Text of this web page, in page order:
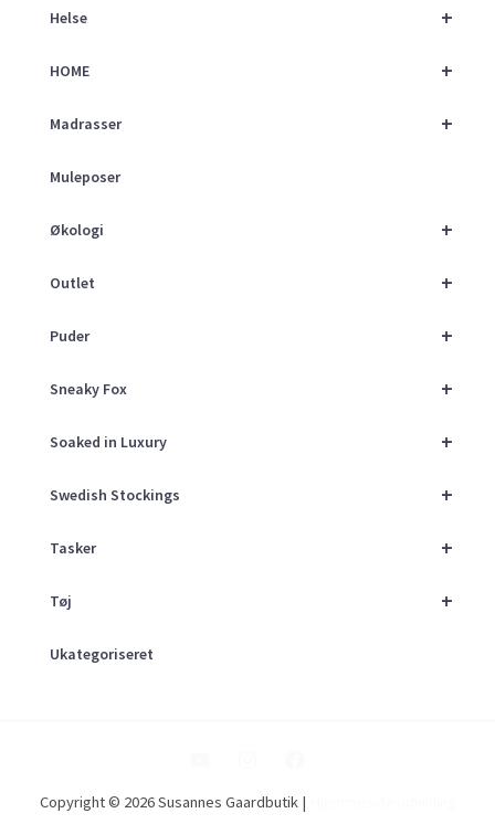
+
Helse
+
HOME
+
Madrasser
Muleposer
+
Økologi
+
Outlet
+
Puder
+
Sneaky Fox
+
Soaked in Luxury
+
Swedish Stockings
+
Tasker
+
Tøj
Ukategoriseret
Copyright © 2026 Susannes Gaardbutik |